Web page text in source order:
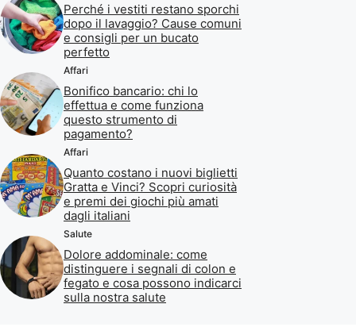
Perché i vestiti restano sporchi
dopo il lavaggio? Cause comuni
e consigli per un bucato
perfetto
Affari
Bonifico bancario: chi lo
effettua e come funziona
questo strumento di
pagamento?
Affari
Quanto costano i nuovi biglietti
Gratta e Vinci? Scopri curiosità
e premi dei giochi più amati
dagli italiani
Salute
Dolore addominale: come
distinguere i segnali di colon e
fegato e cosa possono indicarci
sulla nostra salute